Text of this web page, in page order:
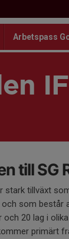
Arbetspass
IF
till SG
stark tillväxt
och som består
och 20 lag i
primärt